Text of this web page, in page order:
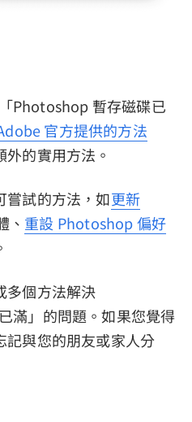
Photoshop 暫存磁碟已
官方提供的方法
的實用方法。
嘗試的方法，如更新
、 重設 Photoshop 偏好
多個方法解決
滿」的問題。如果您覺得
記與您的朋友或家人分